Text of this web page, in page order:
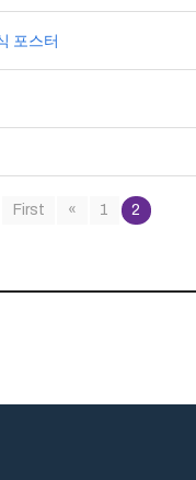
포스터
First « 1 2